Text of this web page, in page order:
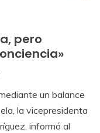
pero
un balance
la vicepresidenta
informó al